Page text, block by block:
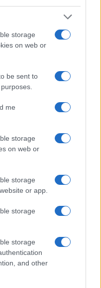
storage
on web or
be sent to
me
storage
on web or
storage
or app.
storage
storage
and other
segítséggel
Borrell Izrael-
140 új